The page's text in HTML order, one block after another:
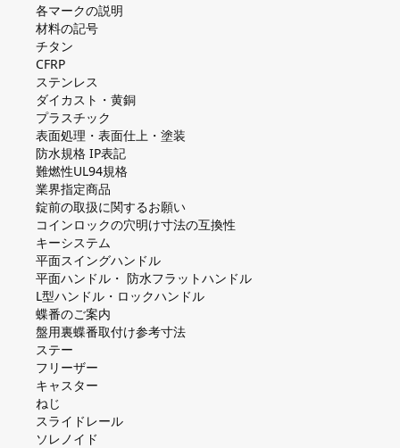
各マークの説明
材料の記号
チタン
CFRP
ステンレス
ダイカスト・⻩銅
プラスチック
表面処理・表面仕上・塗装
防⽔規格 IP表記
難燃性UL94規格
業界指定商品
錠前の取扱に関するお願い
コインロックの⽳明け⼨法の互換性
キーシステム
平⾯スイングハンドル
平⾯ハンドル・ 防⽔フラットハンドル
L型ハンドル・ロックハンドル
蝶番のご案内
盤⽤裏蝶番取付け参考⼨法
ステー
フリーザー
キャスター
ねじ
スライドレール
ソレノイド